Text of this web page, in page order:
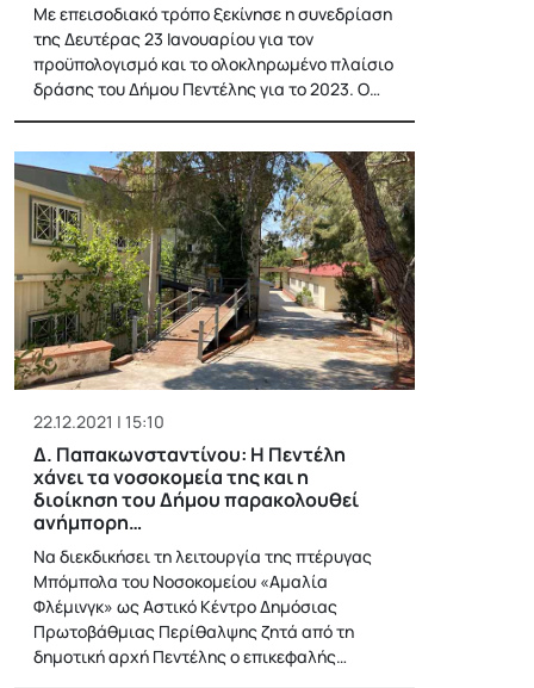
Με επεισοδιακό τρόπο ξεκίνησε η συνεδρίαση
της Δευτέρας 23 Ιανουαρίου για τον
προϋπολογισμό και το ολοκληρωμένο πλαίσιο
δράσης του Δήμου Πεντέλης για το 2023. Ο…
22.12.2021 | 15:10
Δ. Παπακωνσταντίνου: Η Πεντέλη
χάνει τα νοσοκομεία της και η
διοίκηση του Δήμου παρακολουθεί
ανήμπορη…
Να διεκδικήσει τη λειτουργία της πτέρυγας
Μπόμπολα του Νοσοκομείου «Αμαλία
Φλέμινγκ» ως Αστικό Κέντρο Δημόσιας
Πρωτοβάθμιας Περίθαλψης ζητά από τη
δημοτική αρχή Πεντέλης ο επικεφαλής…